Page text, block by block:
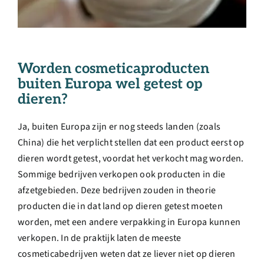
Worden cosmeticaproducten
buiten Europa wel getest op
dieren?
Ja, buiten Europa zijn er nog steeds landen (zoals
China) die het verplicht stellen dat een product eerst op
dieren wordt getest, voordat het verkocht mag worden.
Sommige bedrijven verkopen ook producten in die
afzetgebieden. Deze bedrijven zouden in theorie
producten die in dat land op dieren getest moeten
worden, met een andere verpakking in Europa kunnen
verkopen. In de praktijk laten de meeste
cosmeticabedrijven weten dat ze liever niet op dieren